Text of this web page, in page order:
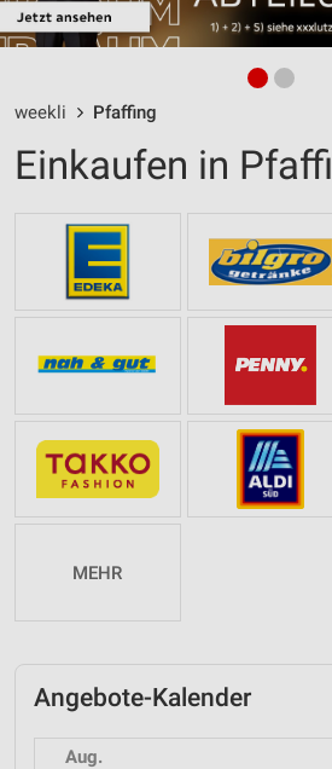
weekli Pfaffing
Einkaufen in
MEHR
Angebote-Kalender
Aug.